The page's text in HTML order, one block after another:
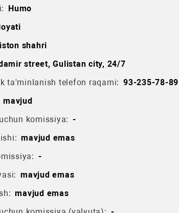
Humo
shahri
street, Gulistan city, 24/7
ta'minlanish telefon raqami: 93-235-78-89
mavjud
komissiya: -
mavjud emas
-
mavjud emas
mavjud emas